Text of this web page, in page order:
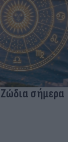
Ζώδια σήμερα